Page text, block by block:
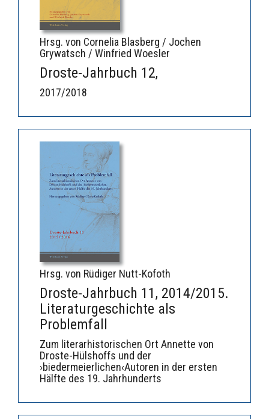
Hrsg. von Cornelia Blasberg / Jochen
Grywatsch / Winfried Woesler
Droste-Jahrbuch 12,
2017/2018
Hrsg. von Rüdiger Nutt-Kofoth
Droste-Jahrbuch 11, 2014/2015.
Literaturgeschichte als
Problemfall
Zum literarhistorischen Ort Annette von
Droste-Hülshoffs und der
›biedermeierlichen‹Autoren in der ersten
Hälfte des 19. Jahrhunderts